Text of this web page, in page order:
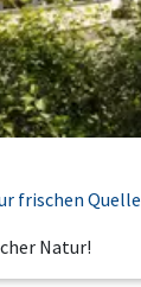
frischen Quelle
Natur!